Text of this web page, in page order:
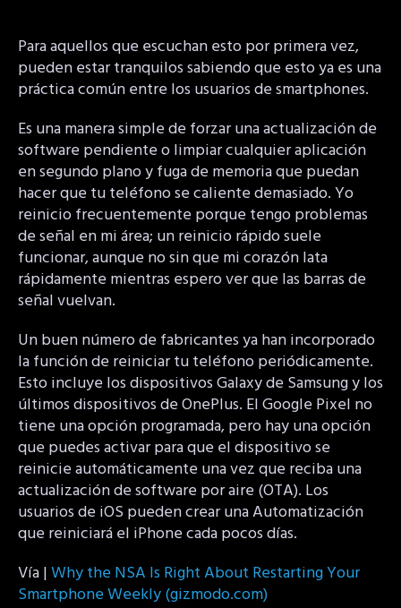
Para aquellos que escuchan esto por primera vez,
pueden estar tranquilos sabiendo que esto ya es una
práctica común entre los usuarios de smartphones.
Es una manera simple de forzar una actualización de
software pendiente o limpiar cualquier aplicación
en segundo plano y fuga de memoria que puedan
hacer que tu teléfono se caliente demasiado. Yo
reinicio frecuentemente porque tengo problemas
de señal en mi área; un reinicio rápido suele
funcionar, aunque no sin que mi corazón lata
rápidamente mientras espero ver que las barras de
señal vuelvan.
Un buen número de fabricantes ya han incorporado
la función de reiniciar tu teléfono periódicamente.
Esto incluye los dispositivos Galaxy de Samsung y los
últimos dispositivos de OnePlus. El Google Pixel no
tiene una opción programada, pero hay una opción
que puedes activar para que el dispositivo se
reinicie automáticamente una vez que reciba una
actualización de software por aire (OTA). Los
usuarios de iOS pueden crear una Automatización
que reiniciará el iPhone cada pocos días.
Vía |Why the NSA Is Right About Restarting Your
Smartphone Weekly (gizmodo.com)